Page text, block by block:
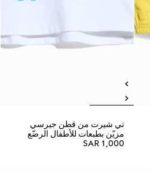
تي شيرت من قطن جيرسي
مزيّن بطبعات للأطفال الرضّع
SAR 1,000